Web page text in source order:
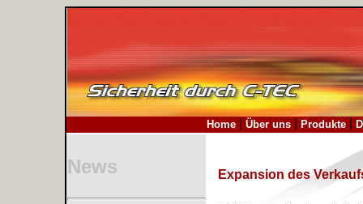
Home| Über uns| Produkte|
News Expansion des